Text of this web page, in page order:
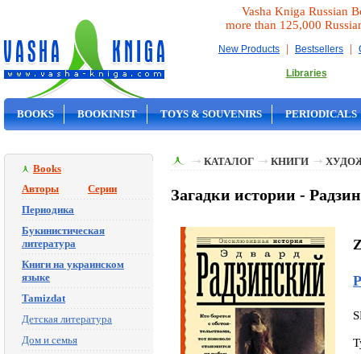
Vasha Kniga Russian
more than 125,000
New Products | Bestsellers |
Libraries
BOOKS BOOKINIST TOYS & SOUVENIRS PERIODICALS
Books
Авторы
Серии
Периодика
Букинистическая
литература
Книги на украинском
языке
Tamizdat
Детская литература
Дом и семья
КАТАЛОГ КНИГИ
Загадки истории -